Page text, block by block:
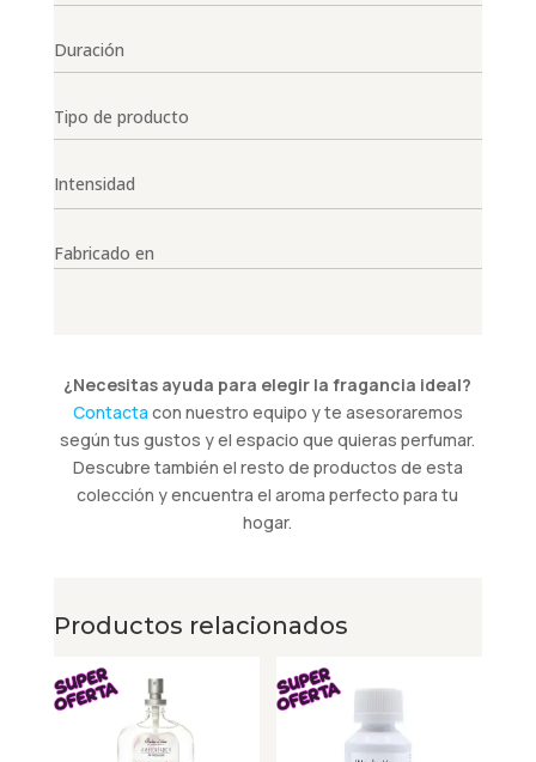
Duración
Tipo de producto
Intensidad
Fabricado en
¿Necesitas ayuda para elegir la fragancia ideal?
Contacta con nuestro equipo y te asesoraremos
según tus gustos y el espacio que quieras perfumar.
Descubre también el resto de productos de esta
colección y encuentra el aroma perfecto para tu
hogar.
Productos relacionados